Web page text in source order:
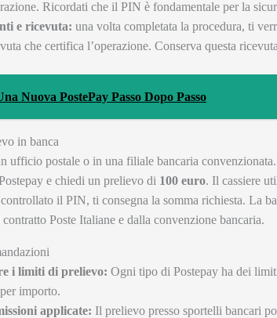
Ricordati che il PIN è fondamentale per la
e ricevuta: una volta completata la procedura, ti
che certifica l’operazione. Conserva questa
Nuova PostePay Passo Dopo Passo
in banca
ufficio postale o in una filiale bancaria
e chiedi un prelievo di 100 euro. Il cassiere
il PIN, ti consegna la somma richiesta. La
Poste Italiane e dalla convenzione bancaria.
i limiti di prelievo: Ogni tipo di Postepay ha dei
importo.
applicate: Il prelievo presso sportelli bancari